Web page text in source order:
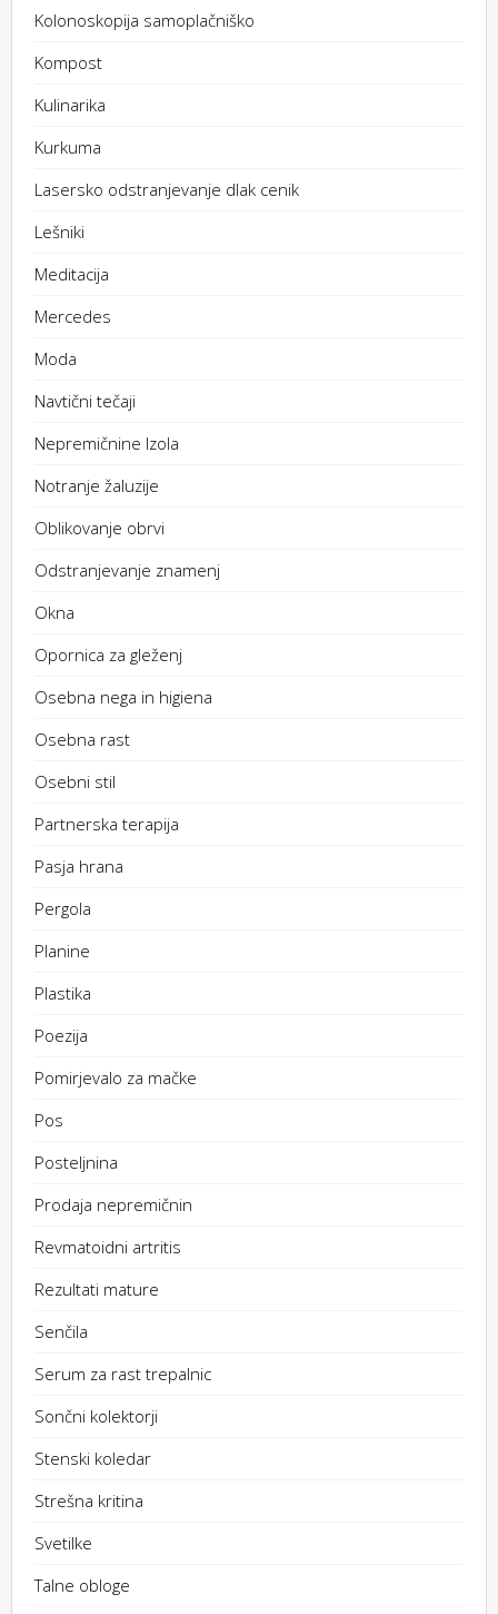
Kolonoskopija samoplačniško
Kompost
Kulinarika
Kurkuma
Lasersko odstranjevanje dlak cenik
Lešniki
Meditacija
Mercedes
Moda
Navtični tečaji
Nepremičnine Izola
Notranje žaluzije
Oblikovanje obrvi
Odstranjevanje znamenj
Okna
Opornica za gleženj
Osebna nega in higiena
Osebna rast
Osebni stil
Partnerska terapija
Pasja hrana
Pergola
Planine
Plastika
Poezija
Pomirjevalo za mačke
Pos
Posteljnina
Prodaja nepremičnin
Revmatoidni artritis
Rezultati mature
Senčila
Serum za rast trepalnic
Sončni kolektorji
Stenski koledar
Strešna kritina
Svetilke
Talne obloge